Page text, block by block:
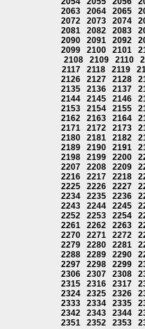
2063
2064 2065
2072
2073 2074
2081
2082 2083
2090
2091 2092
2099
2100 2101
2108
2109 2110
2117
2118 2119
2126
2127 2128
2135
2136 2137
2144
2145 2146
2153
2154 2155
2162
2163 2164
2171
2172 2173
2180
2181 2182
2189
2190 2191
2198
2199 2200
2207
2208 2209
2216
2217 2218
2225
2226 2227
2234
2235 2236
2243
2244 2245
2252
2253 2254
2261
2262 2263
2270
2271 2272
2279
2280 2281
2288
2289 2290
2297
2298 2299
2306
2307 2308
2315
2316 2317
2324
2325 2326
2333
2334 2335
2342
2343 2344
2351
2352 2353